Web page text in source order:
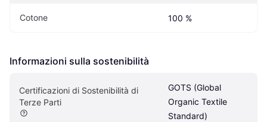
Cotone 100 %
Informazioni sulla sostenibilità
Certificazioni di Sostenibilità di
Terze Parti
GOTS (Global
Organic Textile
Standard)